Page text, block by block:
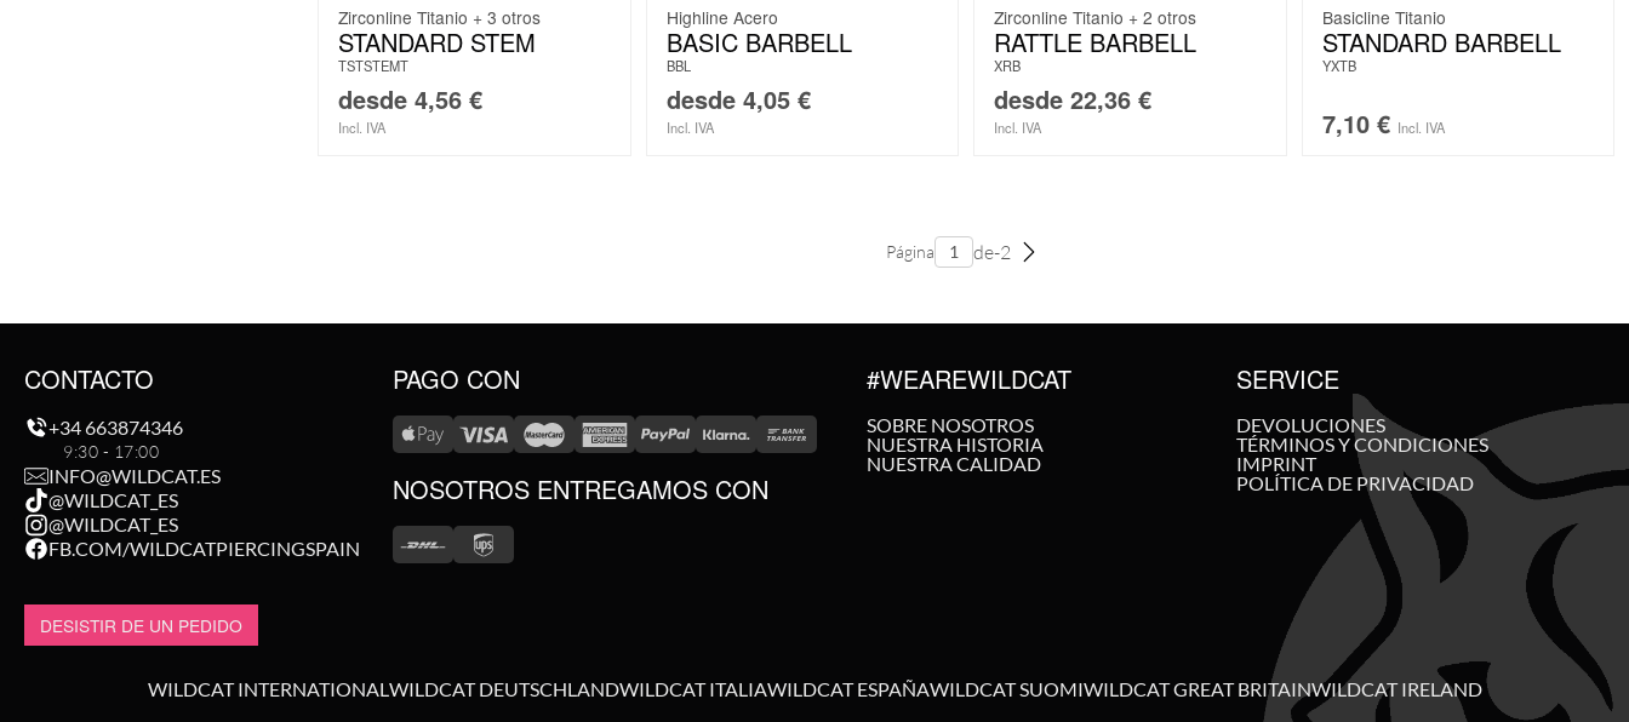
Zirconline Titanio + 3 otros
STANDARD STEM
TSTSTEMT
desde 4,56 €
Incl. IVA
Highline Acero
BASIC BARBELL
BBL
desde 4,05 €
Incl. IVA
Zirconline Titanio + 2 otros
RATTLE BARBELL
XRB
desde 22,36 €
Incl. IVA
Basicline Titanio
STANDARD BARBELL
YXTB
7,10 € Incl. IVA
Página de-2
CONTACTO
+34 663874346
9:30 - 17:00
INFO@WILDCAT.ES
@WILDCAT_ES
@WILDCAT_ES
FB.COM/WILDCATPIERCINGSPAIN
DESISTIR DE UN PEDIDO
PAGO CON
NOSOTROS ENTREGAMOS CON
#WEAREWILDCAT
SOBRE NOSOTROS
NUESTRA HISTORIA
NUESTRA CALIDAD
SERVICE
DEVOLUCIONES
TÉRMINOS Y CONDICIONES
IMPRINT
POLÍTICA DE PRIVACIDAD
WILDCAT INTERNATIONALWILDCAT DEUTSCHLANDWILDCAT ITALIAWILDCAT ESPAÑAWILDCAT SUOMIWILDCAT GREAT BRITAINWILDCAT IRELAND